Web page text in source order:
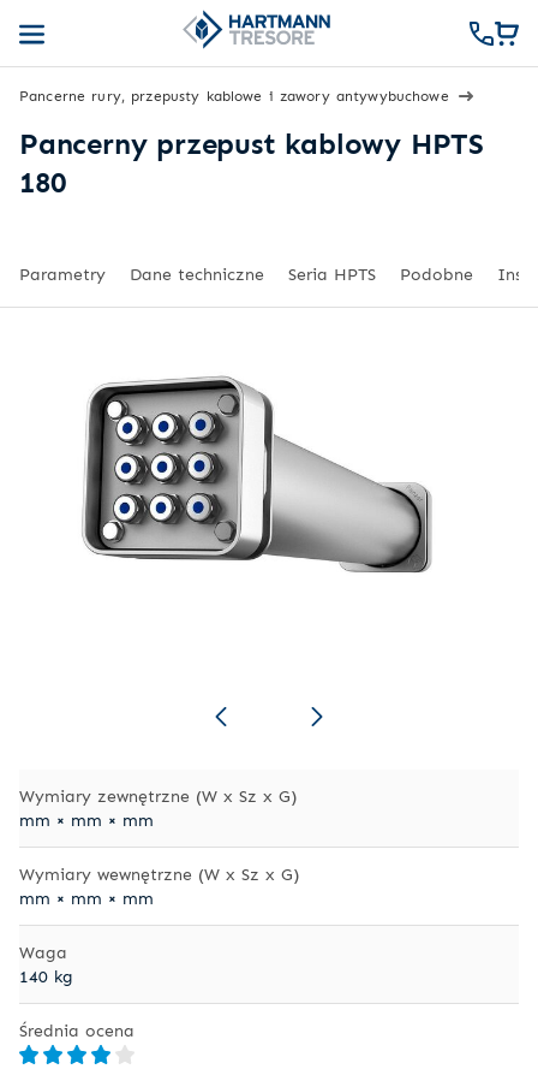
Pancerne rury, przepusty kablowe i zawory antywybuchowe
Pancerny przepust kablowy HPTS
180
Wymiary zewnętrzne (W x Sz x G)
mm × mm × mm
Wymiary wewnętrzne (W x Sz x G)
mm × mm × mm
Waga
140 kg
Średnia ocena
Parametry Dane techniczne Seria HPTS Podobne